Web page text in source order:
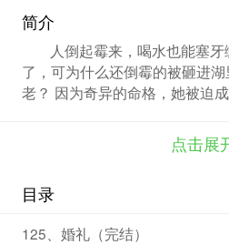
简介
人倒起霉来，喝水也能塞
了，可为什么还倒霉的被砸进
老？ 因为奇异的命格，她被迫
前的疑惑被解开，袁浅浅面对
点击展
目录
125、婚礼（完结）